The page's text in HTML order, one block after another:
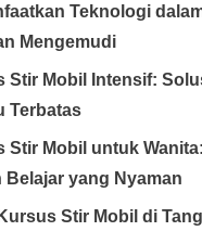
Teknologi
Mengemudi
Stir Mobil Intensif:
Terbatas
Stir Mobil untuk Wanita:
Belajar yang Nyaman
Stir Mobil di